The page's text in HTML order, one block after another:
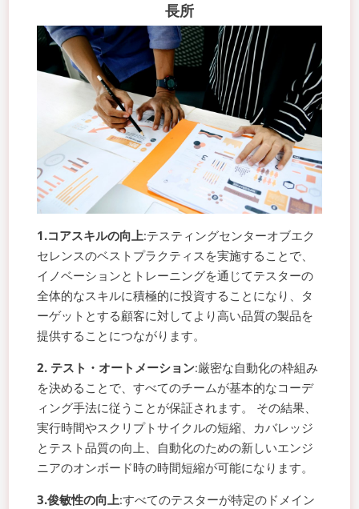
長所
1.コアスキルの向上:テスティングセンターオブエク
セレンスのベストプラクティスを実施することで、
イノベーションとトレーニングを通じてテスターの
全体的なスキルに積極的に投資することになり、タ
ーゲットとする顧客に対してより高い品質の製品を
提供することにつながります。
2. テスト・オートメーション:厳密な自動化の枠組み
を決めることで、すべてのチームが基本的なコーデ
ィング手法に従うことが保証されます。 その結果、
実行時間やスクリプトサイクルの短縮、カバレッジ
とテスト品質の向上、自動化のための新しいエンジ
ニアのオンボード時の時間短縮が可能になります。
3.俊敏性の向上:すべてのテスターが特定のドメイン